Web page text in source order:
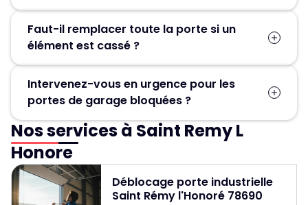
Faut-il remplacer toute la porte si un
élément est cassé ?
les pièces défectueuses (ressort, moteur,
câbles, rails) sont remplacées, ce qui permet
d’éviter un changement complet de la porte.
Intervenez-vous en urgence pour les
portes de garage bloquées ?
Oui, un service d’urgence est disponible
24h/24 et 7j/7 pour débloquer et réparer
rapidement les portes de garage.
Nos services à Saint Remy L
Honore
Déblocage porte industrielle
Saint Rémy l'Honoré 78690